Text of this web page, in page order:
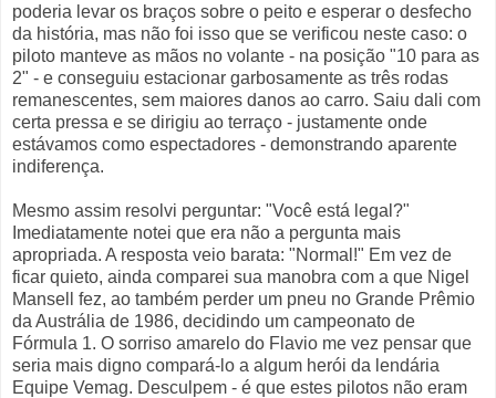
poderia levar os braços sobre o peito e esperar o desfecho
da história, mas não foi isso que se verificou neste caso: o
piloto manteve as mãos no volante - na posição "10 para as
2" - e conseguiu estacionar garbosamente as três rodas
remanescentes, sem maiores danos ao carro. Saiu dali com
certa pressa e se dirigiu ao terraço - justamente onde
estávamos como espectadores - demonstrando aparente
indiferença.
Mesmo assim resolvi perguntar: "Você está legal?"
Imediatamente notei que era não a pergunta mais
apropriada. A resposta veio barata: "Normal!" Em vez de
ficar quieto, ainda comparei sua manobra com a que Nigel
Mansell fez, ao também perder um pneu no Grande Prêmio
da Austrália de 1986, decidindo um campeonato de
Fórmula 1. O sorriso amarelo do Flavio me vez pensar que
seria mais digno compará-lo a algum herói da lendária
Equipe Vemag. Desculpem - é que estes pilotos não eram